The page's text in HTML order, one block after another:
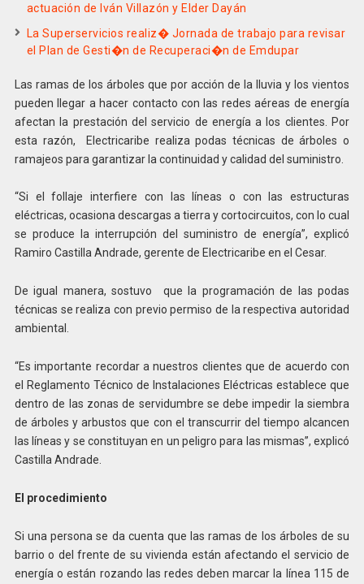
actuación de Iván Villazón y Elder Dayán
La Superservicios realiz� Jornada de trabajo para revisar
el Plan de Gesti�n de Recuperaci�n de Emdupar
Las ramas de los árboles que por acción de la lluvia y los vientos
pueden llegar a hacer contacto con las redes aéreas de energía
afectan la prestación del servicio de energía a los clientes. Por
esta razón, Electricaribe realiza podas técnicas de árboles o
ramajeos para garantizar la continuidad y calidad del suministro.
“Si el follaje interfiere con las líneas o con las estructuras
eléctricas, ocasiona descargas a tierra y cortocircuitos, con lo cual
se produce la interrupción del suministro de energía”, explicó
Ramiro Castilla Andrade, gerente de Electricaribe en el Cesar.
De igual manera, sostuvo que la programación de las podas
técnicas se realiza con previo permiso de la respectiva autoridad
ambiental.
“Es importante recordar a nuestros clientes que de acuerdo con
el Reglamento Técnico de Instalaciones Eléctricas establece que
dentro de las zonas de servidumbre se debe impedir la siembra
de árboles y arbustos que con el transcurrir del tiempo alcancen
las líneas y se constituyan en un peligro para las mismas”, explicó
Castilla Andrade.
El procedimiento
Si una persona se da cuenta que las ramas de los árboles de su
barrio o del frente de su vivienda están afectando el servicio de
energía o están rozando las redes deben marcar la línea 115 de